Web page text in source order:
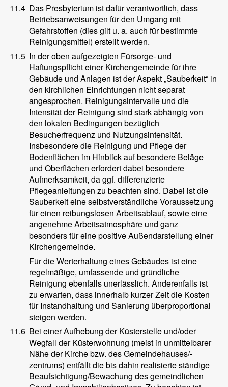
11.4 Das Presbyterium ist dafür verantwortlich, dass
Betriebsanweisungen für den Umgang mit
Gefahrstoffen (dies gilt u. a. auch für bestimmte
Reinigungsmittel) erstellt werden.
11.5 In der oben aufgezeigten Fürsorge- und
Haftungspflicht einer Kirchengemeinde für ihre
Gebäude und Anlagen ist der Aspekt „Sauberkeit“ in
den kirchlichen Einrichtungen nicht separat
angesprochen. Reinigungsintervalle und die
Intensität der Reinigung sind stark abhängig von
den lokalen Bedingungen bezüglich
Besucherfrequenz und Nutzungsintensität.
Insbesondere die Reinigung und Pflege der
Bodenflächen im Hinblick auf besondere Beläge
und Oberflächen erfordert dabei besondere
Aufmerksamkeit, da ggf. differenzierte
Pflegeanleitungen zu beachten sind. Dabei ist die
Sauberkeit eine selbstverständliche Voraussetzung
für einen reibungslosen Arbeitsablauf, sowie eine
angenehme Arbeitsatmosphäre und ganz
besonders für eine positive Außendarstellung einer
Kirchengemeinde.
Für die Werterhaltung eines Gebäudes ist eine
regelmäßige, umfassende und gründliche
Reinigung ebenfalls unerlässlich. Anderenfalls ist
zu erwarten, dass innerhalb kurzer Zeit die Kosten
für Instandhaltung und Sanierung überproportional
steigen werden.
11.6 Bei einer Aufhebung der Küsterstelle und/oder
Wegfall der Küsterwohnung (meist in unmittelbarer
Nähe der Kirche bzw. des Gemeindehauses/-
zentrums) entfällt die bis dahin realisierte ständige
Beaufsichtigung/Bewachung des gemeindlichen